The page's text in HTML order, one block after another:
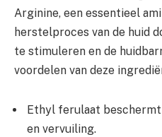
Arginine, een essentieel
herstelproces van de huid
te stimuleren en de
voordelen van deze
Ethyl ferulaat
en vervuiling.